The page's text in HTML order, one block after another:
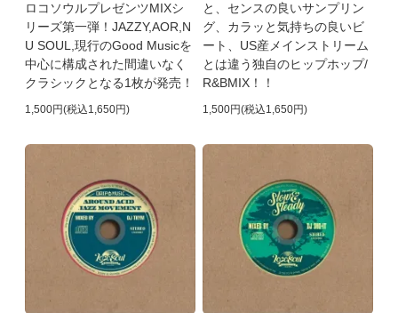
ロコソウルプレゼンツMIXシ
リーズ第一弾！JAZZY,AOR,N
U SOUL,現行のGood Musicを
中心に構成された間違いなく
クラシックとなる1枚が発売！
1,500円(税込1,650円)
と、センスの良いサンプリン
グ、カラッと気持ちの良いビ
ート、US産メインストリーム
とは違う独自のヒップホップ/
R&BMIX！！
1,500円(税込1,650円)